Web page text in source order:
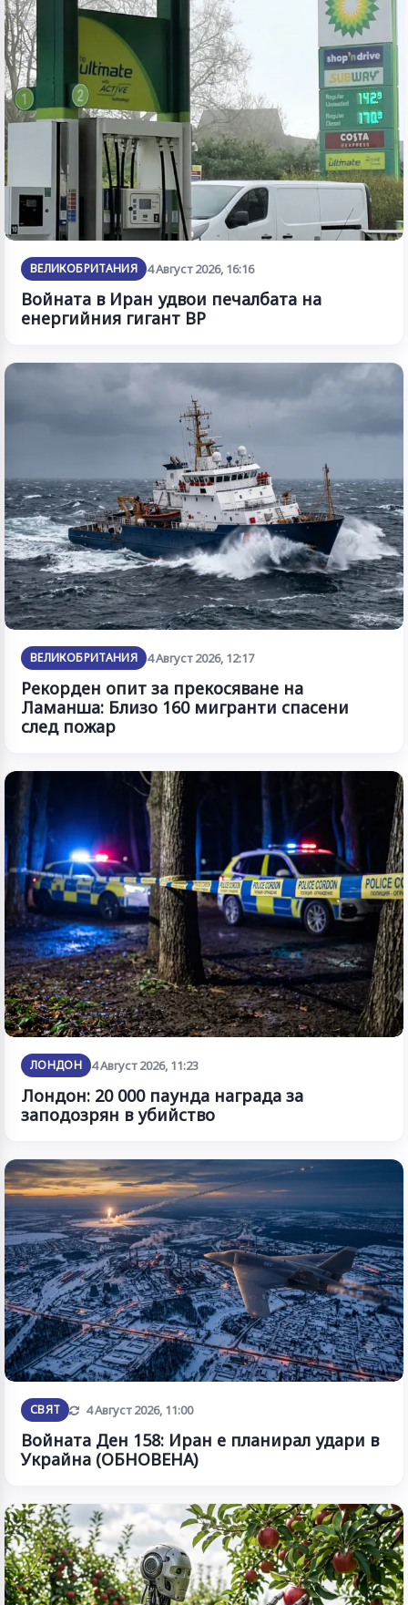
ВЕЛИКОБРИТАНИЯ 4 Август 2026, 16:16
Войната в Иран удвои печалбата на
енергийния гигант BP
ВЕЛИКОБРИТАНИЯ 4 Август 2026, 12:17
Рекорден опит за прекосяване на
Ламанша: Близо 160 мигранти спасени
след пожар
ЛОНДОН 4 Август 2026, 11:23
Лондон: 20 000 паунда награда за
заподозрян в убийство
СВЯТ Обновена
4 Август 2026, 11:00
Войната Ден 158: Иран е планирал удари в
Украйна (ОБНОВЕНА)